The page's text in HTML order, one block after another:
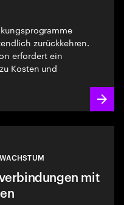
zurückkehren.
erfordert ein
Kosten und
mit